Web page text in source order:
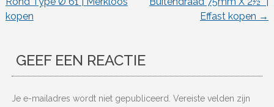
kopen
Effast kopen →
GEEF EEN REACTIE
Je e-mailadres wordt niet gepubliceerd. Vereiste velden zijn